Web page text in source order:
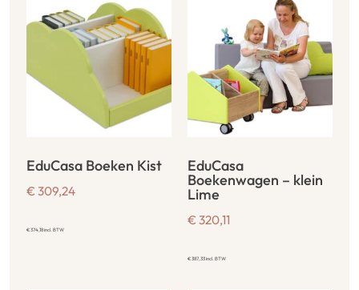
EduCasa Boeken Kist
€ 309,24
€374,18incl. BTW
EduCasa
Boekenwagen – klein
Lime
€ 320,11
€387,33incl. BTW